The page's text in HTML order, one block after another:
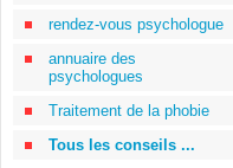
rendez-vous psychologue
annuaire des
psychologues
Traitement de la phobie
Tous les conseils ...